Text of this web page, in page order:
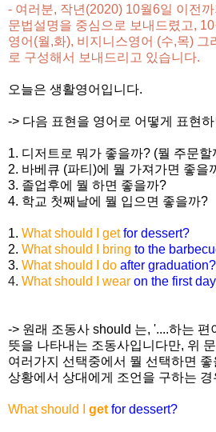
- 여러분, 작년(2020) 10월6일 이전
문법설명을 중심으로 보내드렸고,
영어(월,화), 비지니스영어 (수,목) 그
로 구성해서 보내드리고 있습니다.
오늘은 생활영어입니다.
-> 다음 표현을 영어로 어떻게 표현
1. 디저트로 뭐가 좋을까? (뭘 주문할
2. 바베큐 (파티)에 뭘 가져가면 좋을
3. 졸업후에 뭘 하면 좋을까?
4. 학교 첫째날에 뭘 입으면 좋을까?
1. What should I getfor dessert?
2. What should I bring to the
3. What should I do after graduation?
4. What should I wear on the first
-> 원래 조동사 should 는, '....하는 편
뜻을 나타내는 조동사입니다만, 위
여러가지 선택중에서 뭘 선택하면
상황에서 상대에게 조언을 구하는
What should I get for dessert?